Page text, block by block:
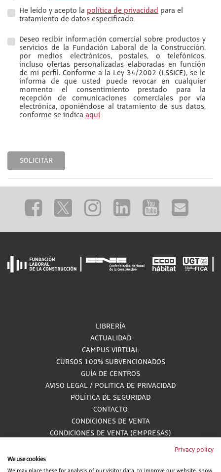
He leído y acepto la política de privacidad para el
tratamiento de datos especificado.
Deseo recibir información comercial sobre productos y
servicios de la Fundación Laboral de la Construcción,
por medios electrónicos, postales, o telefónicos,
incluso ofertas personalizadas elaboradas en función
de mi perfil. Conforme a la Ley 34/2002 (LSSICE), se le
informa de que usted puede revocar en cualquier
momento el consentimiento prestado para la
recepción de comunicaciones comerciales por vía
electrónica, oponiéndose al tratamiento de sus datos,
conforme se indica aquí
SOLICITAR
LIBRERÍA
ACTUALIDAD
CAMPUS VIRTUAL
CURSOS 100% SUBVENCIONADOS
GUÍA DE CENTROS
AVISO LEGAL / POLITICA DE PRIVACIDAD
POLÍTICA DE SEGURIDAD
CONTACTO
CONDICIONES DE VENTA
CONDICIONES DE VENTA (EMPRESAS)
Privacy policy
We use cookies